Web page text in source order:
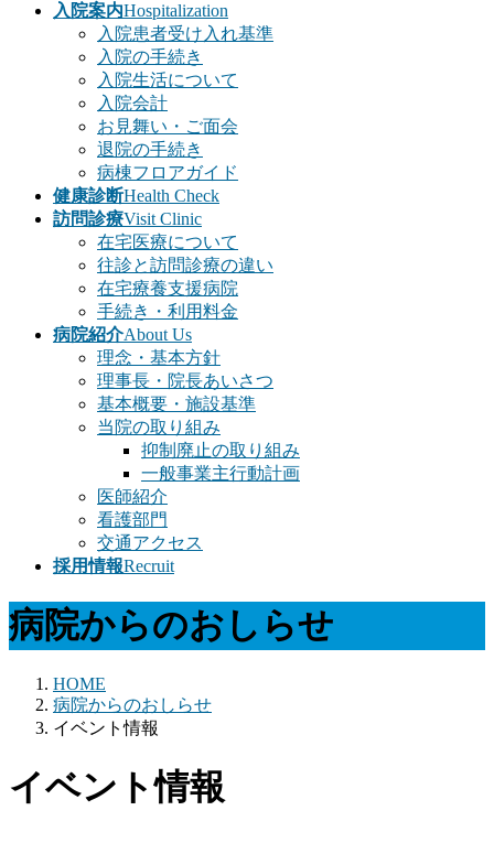
入院案内Hospitalization
入院患者受け入れ基準
入院の手続き
入院生活について
入院会計
お見舞い・ご面会
退院の手続き
病棟フロアガイド
健康診断Health Check
訪問診療Visit Clinic
在宅医療について
往診と訪問診療の違い
在宅療養支援病院
手続き・利用料金
病院紹介About Us
理念・基本方針
理事長・院長あいさつ
基本概要・施設基準
当院の取り組み
抑制廃止の取り組み
一般事業主行動計画
医師紹介
看護部門
交通アクセス
採用情報Recruit
病院からのおしらせ
HOME
病院からのおしらせ
イベント情報
イベント情報